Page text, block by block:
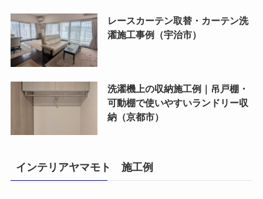
レースカーテン取替・カーテン洗
濯施工事例（宇治市）
洗濯機上の収納施工例｜吊戸棚・
可動棚で使いやすいランドリー収
納（京都市）
インテリアヤマモト 施工例